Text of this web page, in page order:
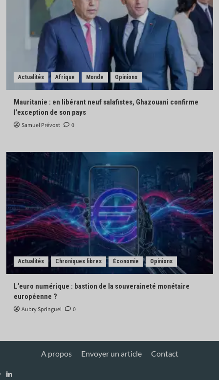
Actualités Afrique Monde Opinions
Mauritanie : en libérant neuf salafistes, Ghazouani confirme
l’exception de son pays
Samuel Prévost 0
Actualités Chroniques libres Économie Opinions
L’euro numérique : bastion de la souveraineté monétaire
européenne ?
Aubry Springuel 0
A propos Envoyer un article Contact
Linkedin